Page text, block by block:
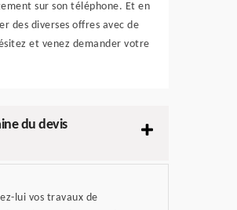
sur son téléphone. Et en
des diverses offres avec de
et venez demander votre
du devis
lui vos travaux de